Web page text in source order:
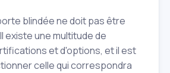
blindée ne doit pas être
existe une multitude de
et d'options, et il est
celle qui correspondra